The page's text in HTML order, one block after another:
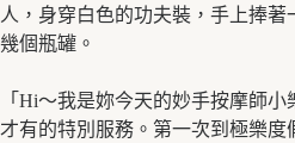
人，身穿白色的功夫裝，手上捧著
幾個瓶罐。
「Hi～我是妳今天的妙手按摩師
才有的特別服務。第一次到極樂度